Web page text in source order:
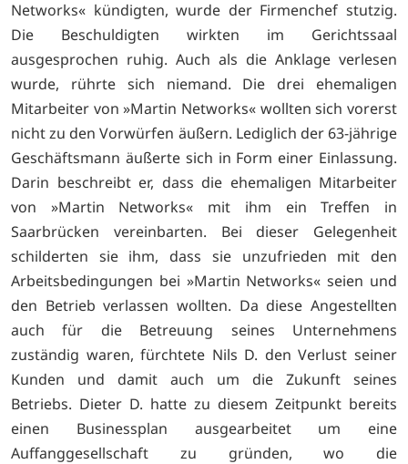
Networks« kündigten, wurde der Firmenchef stutzig.
Die Beschuldigten wirkten im Gerichtssaal
ausgesprochen ruhig. Auch als die Anklage verlesen
wurde, rührte sich niemand. Die drei ehemaligen
Mitarbeiter von »Martin Networks« wollten sich vorerst
nicht zu den Vorwürfen äußern. Lediglich der 63-jährige
Geschäftsmann äußerte sich in Form einer Einlassung.
Darin beschreibt er, dass die ehemaligen Mitarbeiter
von »Martin Networks« mit ihm ein Treffen in
Saarbrücken vereinbarten. Bei dieser Gelegenheit
schilderten sie ihm, dass sie unzufrieden mit den
Arbeitsbedingungen bei »Martin Networks« seien und
den Betrieb verlassen wollten. Da diese Angestellten
auch für die Betreuung seines Unternehmens
zuständig waren, fürchtete Nils D. den Verlust seiner
Kunden und damit auch um die Zukunft seines
Betriebs. Dieter D. hatte zu diesem Zeitpunkt bereits
einen Businessplan ausgearbeitet um eine
Auffanggesellschaft zu gründen, wo die